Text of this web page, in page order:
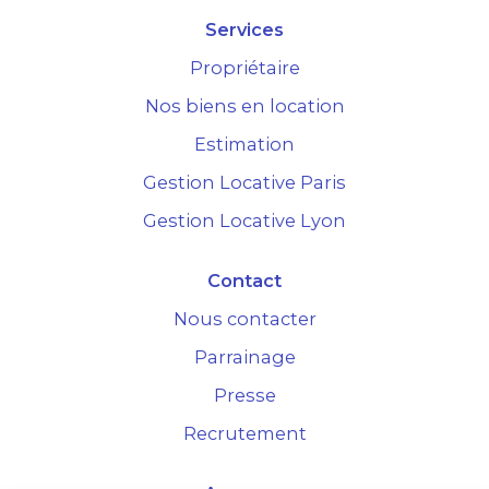
Services
Propriétaire
Nos biens en location
Estimation
Gestion Locative Paris
Gestion Locative Lyon
Contact
Nous contacter
Parrainage
Presse
Recrutement